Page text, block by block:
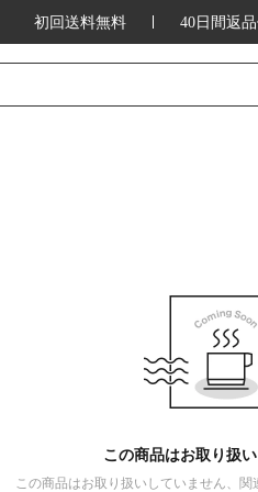
初回送料無料 40日間返
この商品はお取り扱
この商品はお取り扱いしていません、